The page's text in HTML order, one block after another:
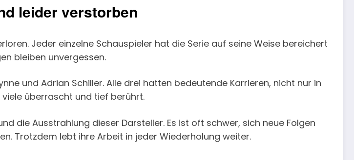
leider verstorben
Jeder einzelne Schauspieler hat die Serie auf seine Weise bereichert
bleiben unvergessen.
und Adrian Schiller. Alle drei hatten bedeutende Karrieren, nicht nur in
überrascht und tief berührt.
die Ausstrahlung dieser Darsteller. Es ist oft schwer, sich neue Folgen
Trotzdem lebt ihre Arbeit in jeder Wiederholung weiter.